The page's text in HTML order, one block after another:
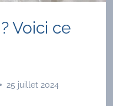
Voici ce
25 juillet 2024